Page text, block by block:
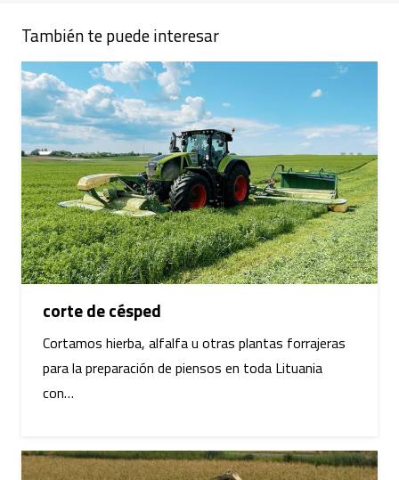
También te puede interesar
corte de césped
Cortamos hierba, alfalfa u otras plantas forrajeras
para la preparación de piensos en toda Lituania
con…